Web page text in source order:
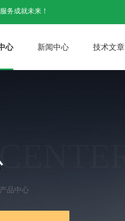
务成就未来！
心 新闻中心 技术文章
产品中心